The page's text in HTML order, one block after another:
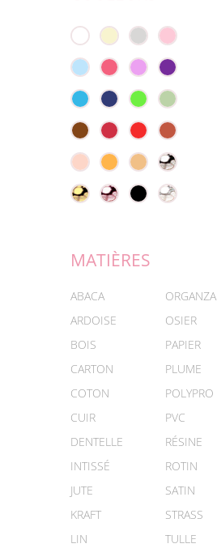
MATIÈRES
ABACA
ARDOISE
BOIS
CARTON
COTON
CUIR
DENTELLE
INTISSÉ
JUTE
KRAFT
LIN
ORGANZA
OSIER
PAPIER
PLUME
POLYPRO
PVC
RÉSINE
ROTIN
SATIN
STRASS
TULLE